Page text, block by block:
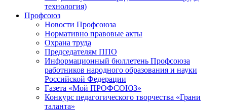
технология)
Профсоюз
Новости Профсоюза
Нормативно правовые акты
Охрана труда
Председателям ППО
Информационный бюллетень Профсоюза
работников народного образования и науки
Российской Федерации
Газета «Мой ПРОФСОЮЗ»
Конкурс педагогического творчества «Грани
таланта»